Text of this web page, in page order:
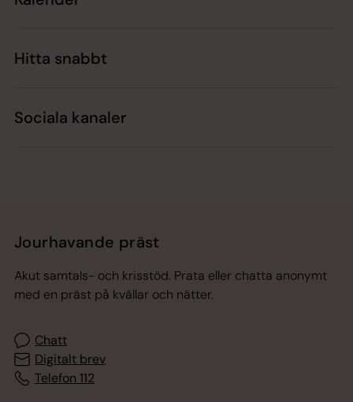
Hitta snabbt
Sociala kanaler
Jourhavande präst
Akut samtals- och krisstöd. Prata eller chatta anonymt
med en präst på kvällar och nätter.
Chatt
Digitalt brev
Telefon 112